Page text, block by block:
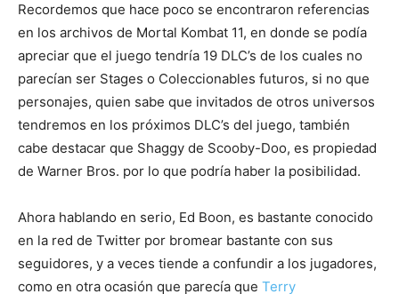
Recordemos que hace poco se encontraron referencias
en los archivos de Mortal Kombat 11, en donde se podía
apreciar que el juego tendría 19 DLC’s de los cuales no
parecían ser Stages o Coleccionables futuros, si no que
personajes, quien sabe que invitados de otros universos
tendremos en los próximos DLC’s del juego, también
cabe destacar que Shaggy de Scooby-Doo, es propiedad
de Warner Bros. por lo que podría haber la posibilidad.
Ahora hablando en serio, Ed Boon, es bastante conocido
en la red de Twitter por bromear bastante con sus
seguidores, y a veces tiende a confundir a los jugadores,
como en otra ocasión que parecía que Terry